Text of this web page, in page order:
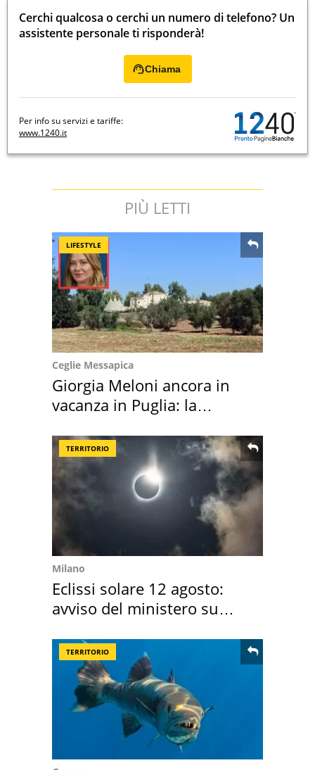
Cerchi qualcosa o cerchi un numero di telefono? Un
assistente personale ti risponderà!
Chiama
Per info su servizi e tariffe:
www.1240.it
PIÙ LETTI
LIFESTYLE
Ceglie Messapica
Giorgia Meloni ancora in
vacanza in Puglia: la
TERRITORIO
Milano
Eclissi solare 12 agosto:
avviso del ministero su
TERRITORIO